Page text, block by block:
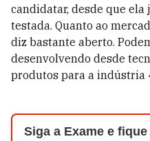
candidatar, desde que ela
testada. Quanto ao
diz bastante aberto.
desenvolvendo desde
produtos para a indústria
Siga a Exame e